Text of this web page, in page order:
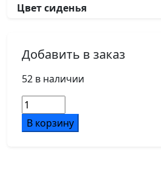
Цвет сиденья
Основание кресла
четырехлучье, d680, алюминий
Подлокотники
обтянутые кожей в цвет кресла
Добавить в заказ
52 в наличии
Количество
товара
Ялта
В корзину